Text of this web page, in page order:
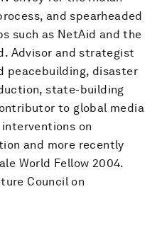
and spearheaded
such as NetAid and the
Advisor and strategist
peacebuilding, disaster
state-building
to global media
on
and more recently
World Fellow 2004.
Council on